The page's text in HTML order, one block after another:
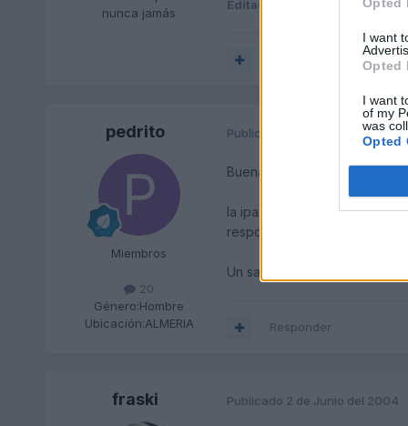
I want
Opted
I want
of my
was
Opted
nunca jamás
Editado 28 de Mayo del 2004
pedrito
Miembros
20
Género:Hombre
Ubicación:ALMERIA
Publicado 1 de Junio del 2004
Buenas,
la ipaq 1930 la tenía yo y al
respondí hace un tiempo con
Un saludo
Responder
fraski Publicado 2 de Junio del 2004